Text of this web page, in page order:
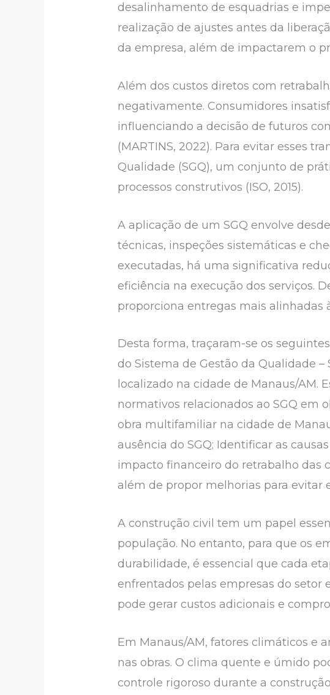
desalinhamento de esquadrias e
realização de ajustes antes da
da empresa, além de impactarem o
Além dos custos diretos com
negativamente. Consumidores
influenciando a decisão de futuros
(MARTINS, 2022). Para evitar esses
Qualidade (SGQ), um conjunto de
processos construtivos (ISO, 2015).
A aplicação de um SGQ envolve
técnicas, inspeções sistemáticas e
executadas, há uma significativa
eficiência na execução dos serviços.
proporciona entregas mais alinhadas
Desta forma, traçaram-se os
do Sistema de Gestão da Qualidade
localizado na cidade de Manaus/AM.
normativos relacionados ao SGQ em
obra multifamiliar na cidade de
ausência do SGQ; Identificar as
impacto financeiro do retrabalho das
além de propor melhorias para evitar
A construção civil tem um papel
população. No entanto, para que os
durabilidade, é essencial que cada
enfrentados pelas empresas do setor
pode gerar custos adicionais e
Em Manaus/AM, fatores climáticos e
nas obras. O clima quente e úmido
controle rigoroso durante a